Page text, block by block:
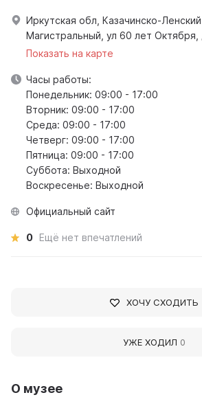
О музее
Иркутская обл, Казачинско-
Магистральный, ул 60 лет Октября,
Показать на карте
Часы работы:
Понедельник: 09:00 - 17:00
Вторник: 09:00 - 17:00
Среда: 09:00 - 17:00
Четверг: 09:00 - 17:00
Пятница: 09:00 - 17:00
Суббота: Выходной
Воскресенье: Выходной
Официальный сайт
0 Ещё нет впечатлений
ХОЧУ СХОДИТЬ
УЖЕ ХОДИЛ 0